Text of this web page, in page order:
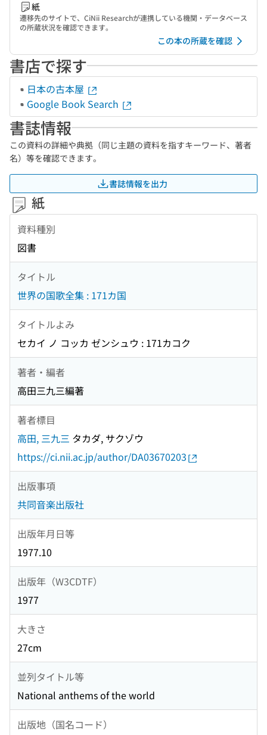
紙
遷移先のサイトで、CiNii Researchが連携している機関・データベース
の所蔵状況を確認できます。
この本の所蔵を確認
書店で探す
日本の古本屋
Google Book Search
書誌情報
この資料の詳細や典拠（同じ主題の資料を指すキーワード、著者
名）等を確認できます。
書誌情報を出力
紙
資料種別
図書
タイトル
世界の国歌全集 : 171カ国
タイトルよみ
セカイ ノ コッカ ゼンシュウ : 171カコク
著者・編者
高田三九三編著
著者標目
高田, 三九三 タカダ, サクゾウ
https://ci.nii.ac.jp/author/DA03670203
出版事項
共同音楽出版社
出版年月日等
1977.10
出版年（W3CDTF）
1977
大きさ
27cm
並列タイトル等
National anthems of the world
出版地（国名コード）